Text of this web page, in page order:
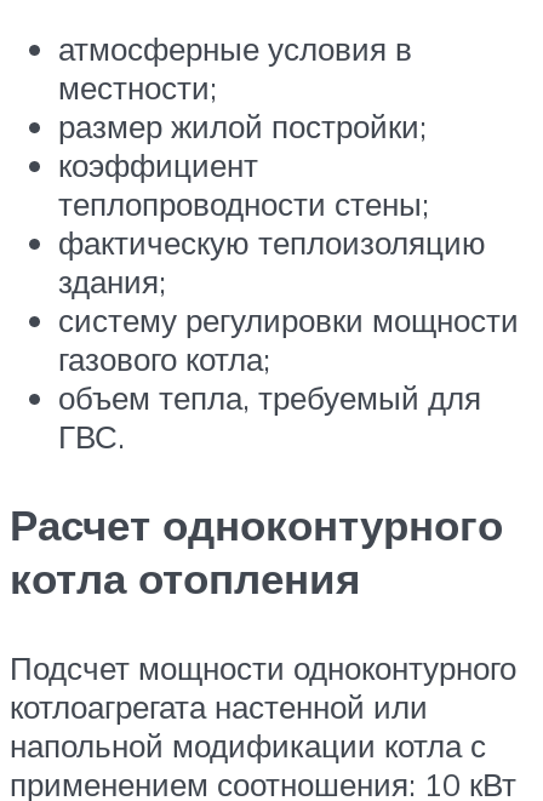
атмосферные условия в
местности;
размер жилой постройки;
коэффициент
теплопроводности стены;
фактическую теплоизоляцию
здания;
систему регулировки мощности
газового котла;
объем тепла, требуемый для
ГВС.
Расчет одноконтурного
котла отопления
Подсчет мощности одноконтурного
котлоагрегата настенной или
напольной модификации котла с
применением соотношения: 10 кВт